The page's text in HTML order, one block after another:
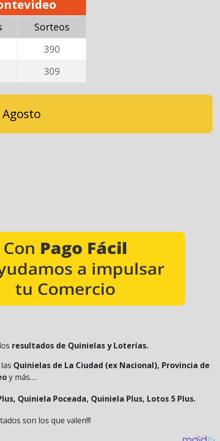
Sorteos
390
309
Agosto
resultados de Quinielas y Loterías.
Quinielas de La Ciudad (ex Nacional), Provincia de
y más….
Quiniela Poceada, Quiniela Plus, Lotos 5 Plus.
son los que valen!!!